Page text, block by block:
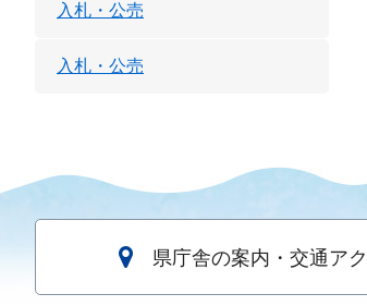
入札・公売
入札・公売
県庁舎の案内・交通ア